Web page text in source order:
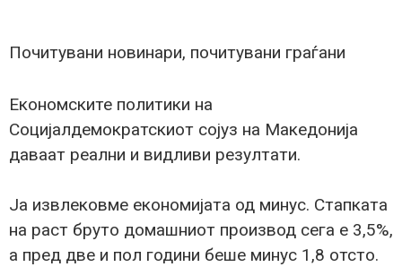
Почитувани новинари, почитувани граѓани
Економските политики на
Социјалдемократскиот сојуз на Македонија
даваат реални и видливи резултати.
Ја извлековме економијата од минус. Стапката
на раст бруто домашниот производ сега е 3,5%,
а пред две и пол години беше минус 1,8 отсто.